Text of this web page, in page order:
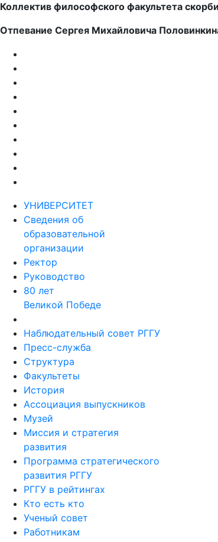
Коллектив философского факультета
Отпевание Сергея Михайловича
УНИВЕРСИТЕТ
Сведения об
образовательной
организации
Ректор
Руководство
80 лет
Великой Победе
Наблюдательный совет РГГУ
Пресс-служба
Структура
Факультеты
История
Ассоциация выпускников
Музей
Миссия и стратегия
развития
Программа стратегического
развития РГГУ
РГГУ в рейтингах
Кто есть кто
Ученый совет
Работникам